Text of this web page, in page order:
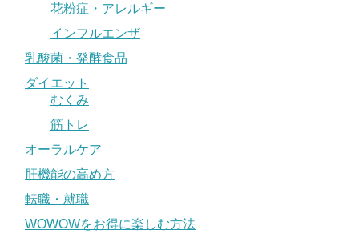
花粉症・アレルギー
インフルエンザ
乳酸菌・発酵食品
ダイエット
むくみ
筋トレ
オーラルケア
肝機能の高め方
転職・就職
WOWOWをお得に楽しむ方法